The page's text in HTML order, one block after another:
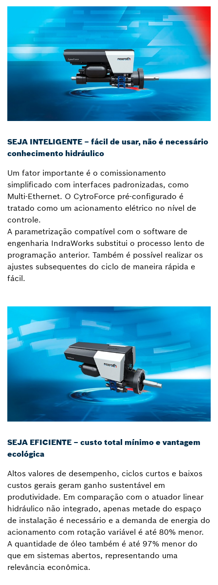
SEJA INTELIGENTE – fácil de usar, não é necessário
conhecimento hidráulico
Um fator importante é o comissionamento
simplificado com interfaces padronizadas, como
Multi-Ethernet. O CytroForce pré-configurado é
tratado como um acionamento elétrico no nível de
controle.
A parametrização compatível com o software de
engenharia IndraWorks substitui o processo lento de
programação anterior. Também é possível realizar os
ajustes subsequentes do ciclo de maneira rápida e
fácil.
SEJA EFICIENTE – custo total mínimo e vantagem
ecológica
Altos valores de desempenho, ciclos curtos e baixos
custos gerais geram ganho sustentável em
produtividade. Em comparação com o atuador linear
hidráulico não integrado, apenas metade do espaço
de instalação é necessário e a demanda de energia do
acionamento com rotação variável é até 80% menor.
A quantidade de óleo também é até 97% menor do
que em sistemas abertos, representando uma
relevância econômica.